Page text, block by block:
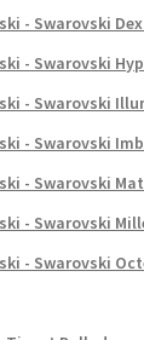
- Swarovski
- Swarovski
- Swarovski
- Swarovski
- Swarovski
- Swarovski
- Swarovski